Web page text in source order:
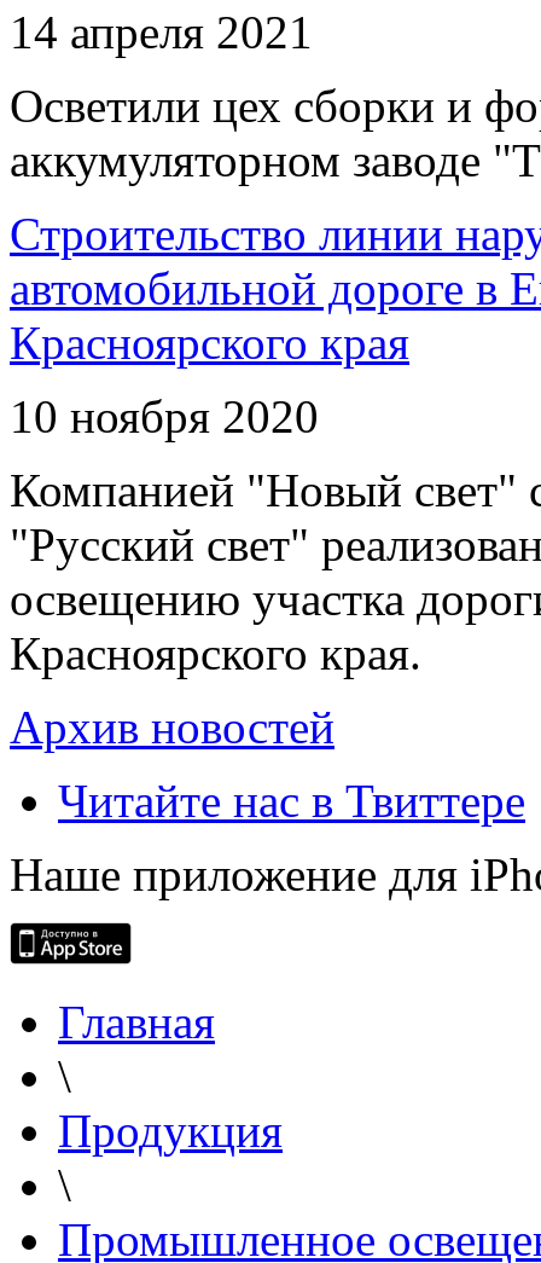
14 апреля 2021
Осветили цех сборки и
аккумуляторном заводе
Строительство линии
автомобильной дороге в
Красноярского края
10 ноября 2020
Компанией "Новый свет"
"Русский свет"
освещению участка
Красноярского края.
Архив новостей
Читайте нас в Твиттере
Наше приложение для
Главная
\
Продукция
\
Промышленное